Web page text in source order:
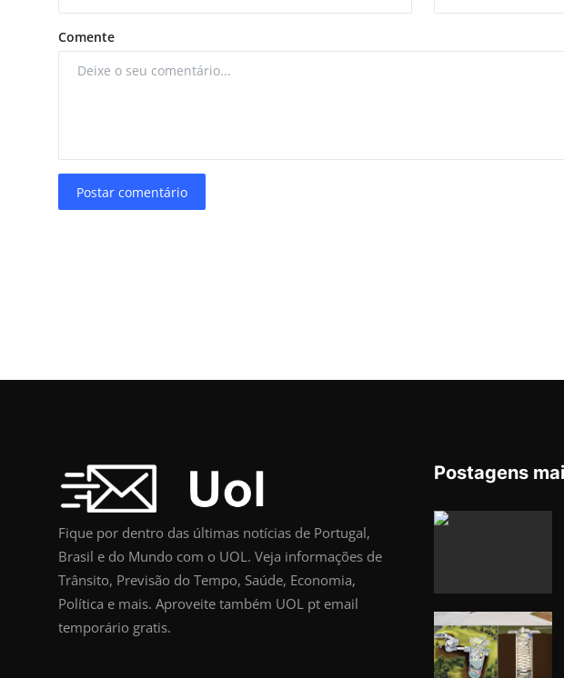
Comente
Postar comentário
Fique por dentro das últimas notícias de Portugal,
Brasil e do Mundo com o UOL. Veja informações de
Trânsito, Previsão do Tempo, Saúde, Economia,
Política e mais. Aproveite também UOL pt email
temporário gratis.
Postagens